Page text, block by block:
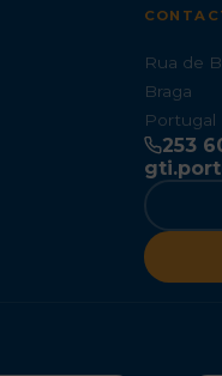
Rua de
Braga
Portugal
253